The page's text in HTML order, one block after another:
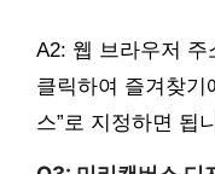
A2: 웹 브라우저
클릭하여 즐겨찾기
스”로 지정하면 됩